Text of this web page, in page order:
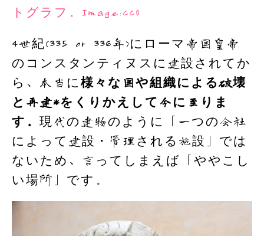
トグラフ。Image:CC0
4世紀(335 or 336年)にローマ帝国皇帝
のコンスタンティヌスに建設されてか
ら、本当に 様々な国や組織による破壊
と再建*をくりかえして今に至りま
す。 現代の建物のように「一つの会社
によって建設・管理される施設」では
ないため、言ってしまえば「ややこし
い場所」です。